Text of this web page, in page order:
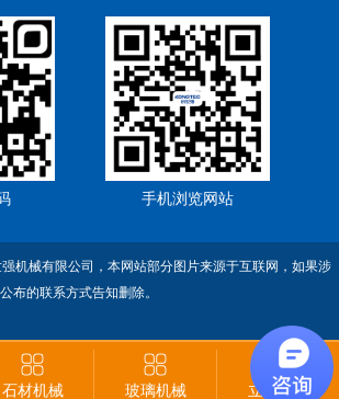
手机浏览网站
机械有限公司，本网站部分图片来源于互联网，如果涉
布的联系方式告知删除。
石材机械 玻璃机械 立即咨询